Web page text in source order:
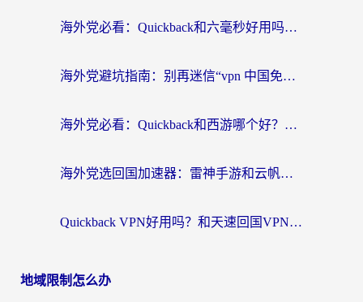
海外党必看：Quickback和六毫秒好用吗？3步选对回国加速器，无缝刷国内剧玩游戏
海外党避坑指南：别再迷信“vpn 中国免费”，选对回国加速器才能无缝刷国内资源
海外党必看：Quickback和西游哪个好？3个维度教你选对回国加速器
海外党选回国加速器：雷神手游和云帆哪个好？附3组对比+避坑指南
Quickback VPN好用吗？和天速回国VPN对比哪个回国效果更好？海外党必看的真实体验指南
地域限制怎么办